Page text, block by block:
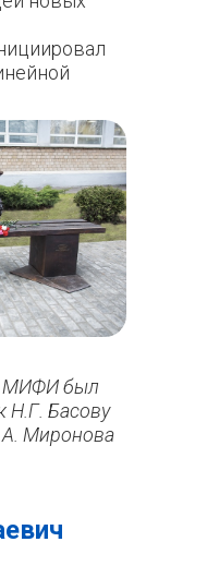
МИФИ был
Н.Г. Басову
Миронова